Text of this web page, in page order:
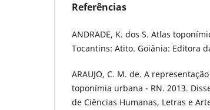
Referências
ANDRADE, K. dos S. Atlas
Tocantins: Atito. Goiânia: Editora
ARAUJO, C. M. de. A
toponímia urbana - RN. 2013.
de Ciências Humanas, Letras e